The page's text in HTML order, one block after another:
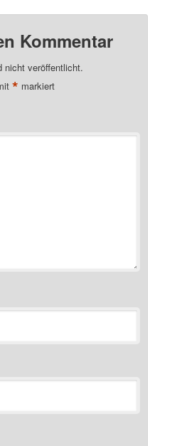
Kommentar
nicht veröffentlicht.
* markiert